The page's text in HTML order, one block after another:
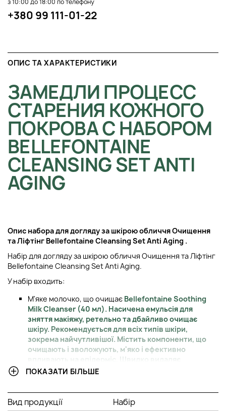
з 10:00 до 18:00 по телефону
+380 99 111-01-22
ОПИС ТА ХАРАКТЕРИСТИКИ
ЗАМЕДЛИ ПРОЦЕСС
СТАРЕНИЯ КОЖНОГО
ПОКРОВА С НАБОРОМ
BELLEFONTAINE
CLEANSING SET ANTI
AGING
Опис набора для догляду за шкірою обличчя Очищення
та Ліфтінг Bellefontaine Cleansing Set Anti Aging .
Набір для догляду за шкірою обличчя Очищення та Ліфтінг
Bellefontaine Cleansing Set Anti Aging.
У набір входить:
М'яке молочко, що очищає Bellefontaine Soothing
Milk Cleanser (40 мл). Насичена емульсія для
зняття макіяжу, ретельно та дбайливо очищає
шкіру. Рекомендується для всіх типів шкіри,
зокрема найчутливішої. Містить компоненти, що
очищають і зволожують, м'яко і ефективно
впливають на епідерміс. Швидко видаляє
забруднення та макіяж без найменшої агресії. Шкіра
Освіжаючий гель для очищення шкіри
ПОКАЗАТИ БІЛЬШЕ
Вид продукції Набір